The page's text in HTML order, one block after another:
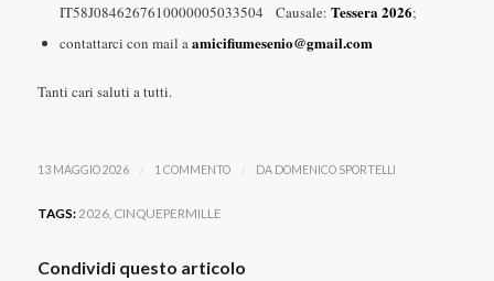
IT58J0846267610000005033504 Causale: Tessera 2026;
contattarci con mail aamicifiumesenio@gmail.com
Tanti cari saluti a tutti.
13 MAGGIO 2026 / 1 COMMENTO / DA DOMENICO SPORTELLI
TAGS: 2026, CINQUEPERMILLE
Condividi questo articolo